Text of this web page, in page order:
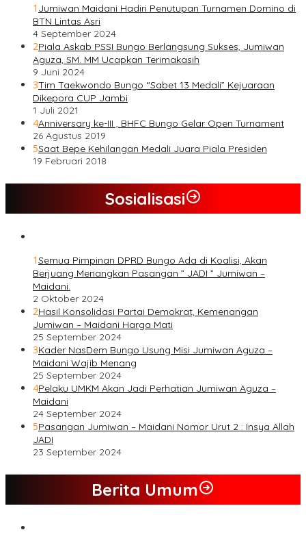
1 Jumiwan Maidani Hadiri Penutupan Turnamen Domino di
BTN Lintas Asri
4 September 2024
2Piala Askab PSSI Bungo Berlangsung Sukses, Jumiwan
Aguza, SM. MM Ucapkan Terimakasih
9 Juni 2024
3Tim Taekwondo Bungo “Sabet 13 Medali” Kejuaraan
Dikepora CUP Jambi
1 Juli 2021
4Anniversary ke-III , BHFC Bungo Gelar Open Turnament
26 Agustus 2019
5Saat Bepe Kehilangan Medali Juara Piala Presiden
19 Februari 2018
Sosialisasi
1Semua Pimpinan DPRD Bungo Ada di Koalisi, Akan
Berjuang Menangkan Pasangan ” JADI ” Jumiwan –
Maidani.
2 Oktober 2024
2Hasil Konsolidasi Partai Demokrat, Kemenangan
Jumiwan – Maidani Harga Mati
25 September 2024
3Kader NasDem Bungo Usung Misi Jumiwan Aguza –
Maidani Wajib Menang
25 September 2024
4Pelaku UMKM Akan Jadi Perhatian Jumiwan Aguza –
Maidani
24 September 2024
5Pasangan Jumiwan – Maidani Nomor Urut 2 : Insya Allah
JADI
23 September 2024
Berita Umum